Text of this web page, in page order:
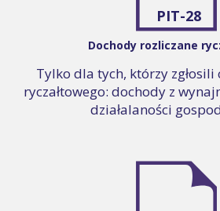
PIT-28
Dochody rozliczane
Tylko dla tych, którzy zgłosili
ryczałtowego: dochody z
działalaności